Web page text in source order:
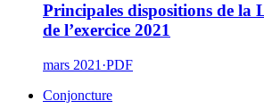
Principales dispositions de la
de l’exercice 2021
mars 2021 ·PDF
Conjoncture